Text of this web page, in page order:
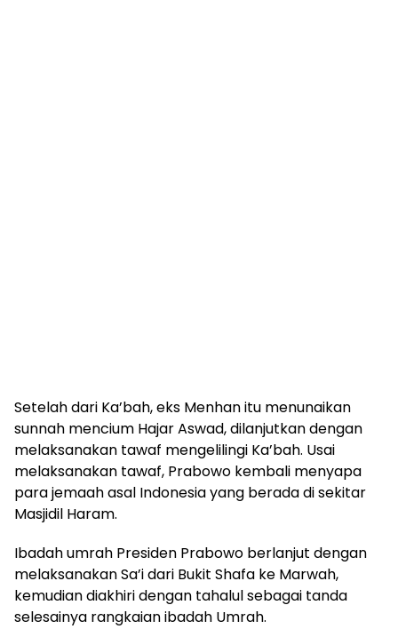
Setelah dari Ka’bah, eks Menhan itu menunaikan
sunnah mencium Hajar Aswad, dilanjutkan dengan
melaksanakan tawaf mengelilingi Ka’bah. Usai
melaksanakan tawaf, Prabowo kembali menyapa
para jemaah asal Indonesia yang berada di sekitar
Masjidil Haram.
Ibadah umrah Presiden Prabowo berlanjut dengan
melaksanakan Sa’i dari Bukit Shafa ke Marwah,
kemudian diakhiri dengan tahalul sebagai tanda
selesainya rangkaian ibadah Umrah.